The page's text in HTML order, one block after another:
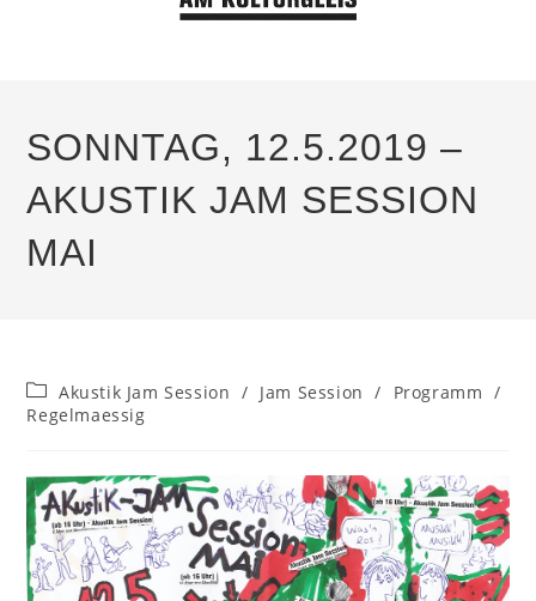
SONNTAG, 12.5.2019 –
AKUSTIK JAM SESSION
MAI
Beitrags-
Kategorie:
Akustik Jam Session / Jam Session / Programm /
Regelmaessig